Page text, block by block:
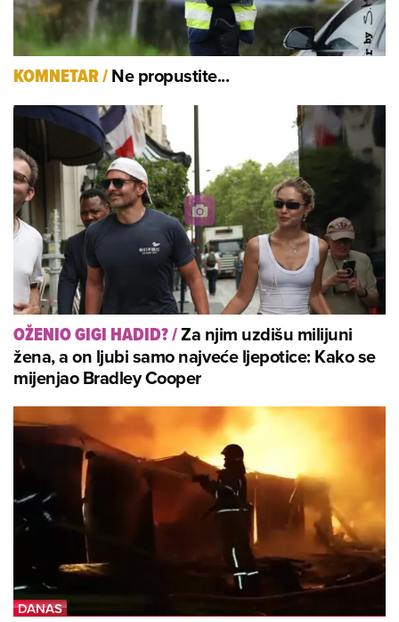
KOMNETAR/Ne propustite...
OŽENIO GIGI HADID?/Za njim uzdišu milijuni
žena, a on ljubi samo najveće ljepotice: Kako se
mijenjao Bradley Cooper